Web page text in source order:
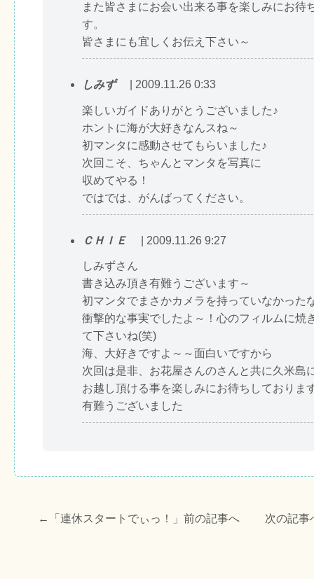
また皆さまにお会い出来る事を楽しみにお待
す。
皆さまにも宜しくお伝え下さい～
しみず | 2009.11.26 0:33
楽しいガイドありがとうございました♪
ホントに海が大好きなんスね～
初マンタに感動させてもらいました♪
次回こそ、ちゃんとマンタを写真に
収めてやる！
ではでは、がんばってください。
ＣＨＩＥ | 2009.11.26 9:27
しみずさん
書き込み頂き有難うございます～
初マンタでまさかカメラを持っていなかった
衝撃的な事実でしたよ～！心のフィルムに焼
て下さいね(笑)
海、大好きですよ～～面白いですから
次回は是非、お花屋さんのさんと共に久米島
お越し頂ける事を楽しみにお待ちしておりま
有難うございました
←「 連休スタートでぃっ！ 」前の記事へ 次の記事